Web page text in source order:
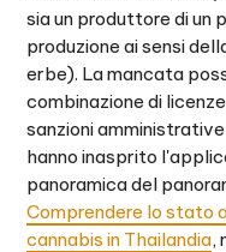
sia un produttore di un
produzione ai sensi
erbe). La mancata
combinazione di
sanzioni
hanno inasprito
panoramica del
Comprendere lo stato
cannabis in Thailandia,